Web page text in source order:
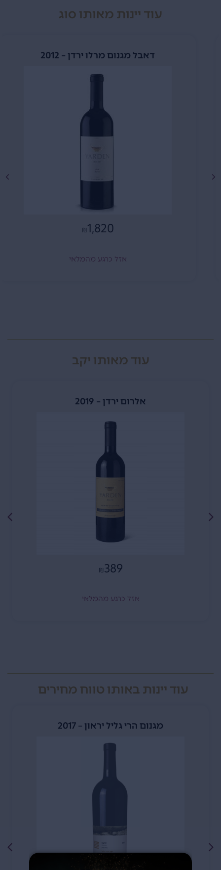
עוד יינות מאותו סוג
דאבל מגנום מרלו ירדן – 2012
₪1,820
אזל כרגע מהמלאי
עוד מאותו יקב
אלרום ירדן – 2019
₪ 389
אזל כרגע מהמלאי
עוד יינות באותו טווח מחירים
מגנום הרי גליל יראון – 2017